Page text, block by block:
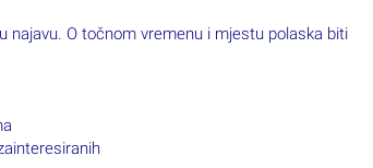
najavu. O točnom vremenu i mjestu polaska biti